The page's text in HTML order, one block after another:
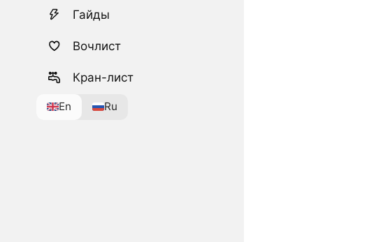
Гайды
Вочлист
Кран-лист
En Ru